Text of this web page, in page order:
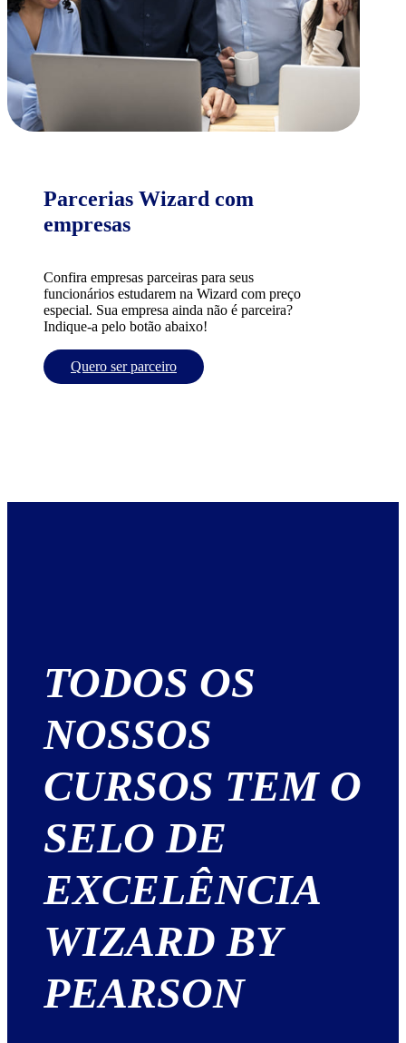
Parcerias Wizard com
empresas
Confira empresas parceiras para seus
funcionários estudarem na Wizard com preço
especial. Sua empresa ainda não é parceira?
Indique-a pelo botão abaixo!
Quero ser parceiro
TODOS OS
NOSSOS
CURSOS TEM O
SELO DE
EXCELÊNCIA
WIZARD BY
PEARSON